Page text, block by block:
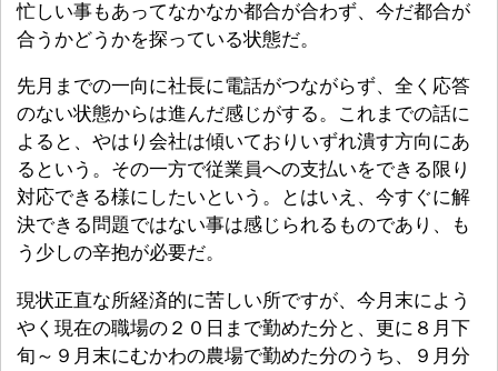
忙しい事もあってなかなか都合が合わず、今だ都合が
合うかどうかを探っている状態だ。
先月までの一向に社長に電話がつながらず、全く応答
のない状態からは進んだ感じがする。これまでの話に
よると、やはり会社は傾いておりいずれ潰す方向にあ
るという。その一方で従業員への支払いをできる限り
対応できる様にしたいという。とはいえ、今すぐに解
決できる問題ではない事は感じられるものであり、も
う少しの辛抱が必要だ。
現状正直な所経済的に苦しい所ですが、今月末によう
やく現在の職場の２０日まで勤めた分と、更に８月下
旬～９月末にむかわの農場で勤めた分のうち、９月分